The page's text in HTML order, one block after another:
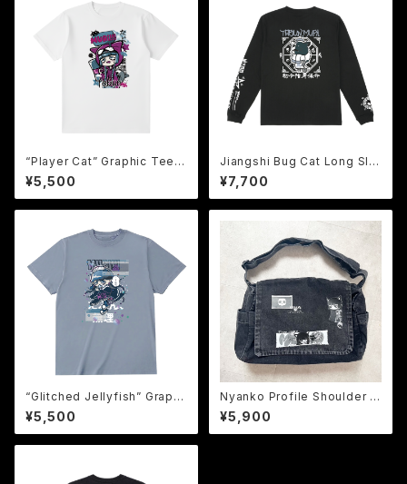
“Player Cat” Graphic Tee
【GAMEにゃん子Tee】鬼危怪會
Tシャツ
¥5,500
Jiangshi Bug Cat Long Sle
eve Tee【キョンシー バグ猫
ロンTee】鬼危怪會 Tシャツ
¥7,700
“Glitched Jellyfish” Graphi
c Tee 【BUGってる海月Tee】
鬼危怪會 Tシャツ
¥5,500
Nyanko Profile Shoulder B
ag 【にゃん子 プロフィール ショ
ルダーバッグ】 鬼危怪會 バッグ
¥5,900